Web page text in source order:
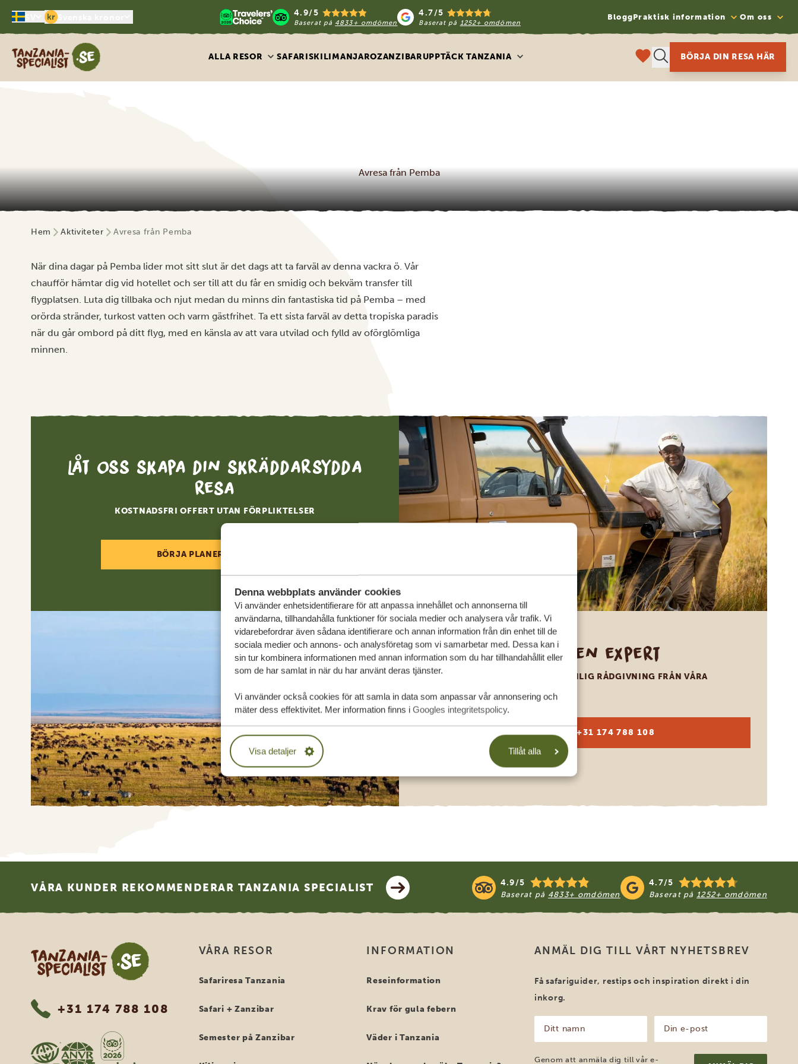
Denna webbplats använder cookies
Vi använder enhetsidentifierare för att anpassa innehållet och annonserna till
användarna, tillhandahålla funktioner för sociala medier och analysera vår trafik. Vi
vidarebefordrar även sådana identifierare och annan information från din enhet till de
sociala medier och annons- och analysföretag som vi samarbetar med. Dessa kan i
sin tur kombinera informationen med annan information som du har tillhandahållit eller
som de har samlat in när du har använt deras tjänster.
Vi använder också cookies för att samla in data som anpassar vår annonsering och
mäter dess effektivitet. Mer information finns i Googles integritetspolicy.
Visa detaljer Tillåt alla
kr 4.9/5
Baserat på 4833+ omdömen
4.7/5
Baserat på 1252+ omdömen
BloggPraktisk information Om oss
Tanzania Specialist
ALLA RESOR SAFARISKILIMANJAROZANZIBARUPPTÄCK TANZANIA BÖRJA DIN RESA HÄR
Avresa från Pemba
Hem Aktiviteter Avresa från Pemba
När dina dagar på Pemba lider mot sitt slut är det dags att ta farväl av denna vackra ö. Vår
chaufför hämtar dig vid hotellet och ser till att du får en smidig och bekväm transfer till
flygplatsen. Luta dig tillbaka och njut medan du minns din fantastiska tid på Pemba – med
orörda stränder, turkost vatten och varm gästfrihet. Ta ett sista farväl av detta tropiska paradis
när du går ombord på ditt flyg, med en känsla av att vara utvilad och fylld av oförglömliga
minnen.
Låt oss skapa din skräddarsydda
resa
KOSTNADSFRI OFFERT UTAN FÖRPLIKTELSER
BÖRJA PLANERA DIN RESA
Ring en expert
FÅ PERSONLIG RÅDGIVNING FRÅN VÅRA
+31 174 788 108
KONTAKT
VÅRA KUNDER REKOMMENDERAR TANZANIA SPECIALIST 4.9/5
Baserat på 4833+ omdömen
4.7/5
Baserat på 1252+ omdömen
Tanzania Specialist
+31 174 788 108
VÅRA RESOR
Safariresa Tanzania
Safari + Zanzibar
Semester på Zanzibar
INFORMATION
Reseinformation
Krav för gula febern
Väder i Tanzania
ANMÄL DIG TILL VÅRT NYHETSBREV
Få safariguider, restips och inspiration direkt i din
inkorg.
namn
(Obligatoriskt)
post
(Obligatoriskt)
Genom att anmäla dig till vår e-